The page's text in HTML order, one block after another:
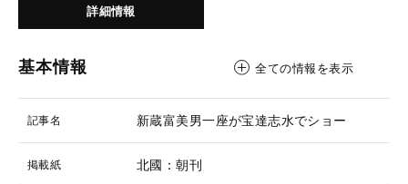
詳細情報
基本情報 全ての情報を表示
記事名 新蔵富美男一座が宝達志水でショー
掲載紙 北國：朝刊